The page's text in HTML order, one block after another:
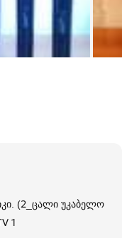
(2_ცალი უკაბელო
1